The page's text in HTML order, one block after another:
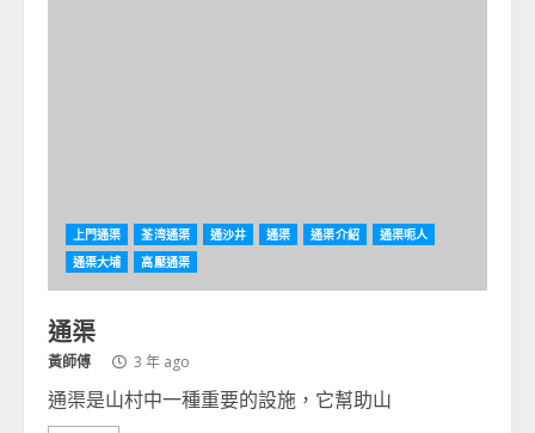
上門通渠 荃湾通渠 通沙井 通渠 通渠介紹
通渠呃人
通渠大埔
高壓通渠
通渠
黃師傅 3 年 ago
通渠是山村中一種重要的設施，它幫助山